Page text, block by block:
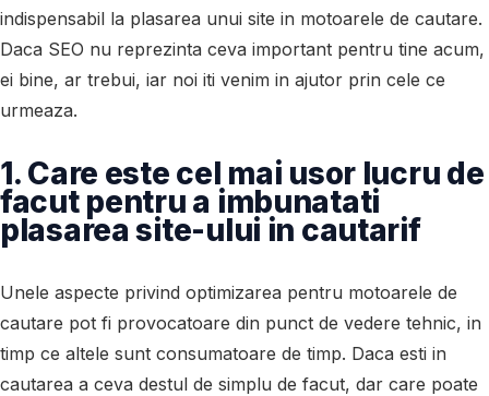
indispensabil la plasarea unui site in motoarele de cautare.
Daca SEO nu reprezinta ceva important pentru tine acum,
ei bine, ar trebui, iar noi iti venim in ajutor prin cele ce
urmeaza.
1. Care este cel mai usor lucru de
facut pentru a imbunatati
plasarea site-ului in cautarif
Unele aspecte privind optimizarea pentru motoarele de
cautare pot fi provocatoare din punct de vedere tehnic, in
timp ce altele sunt consumatoare de timp. Daca esti in
cautarea a ceva destul de simplu de facut, dar care poate